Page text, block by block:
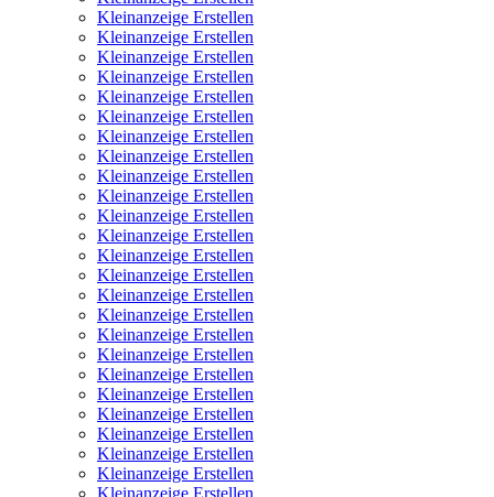
Kleinanzeige Erstellen
Kleinanzeige Erstellen
Kleinanzeige Erstellen
Kleinanzeige Erstellen
Kleinanzeige Erstellen
Kleinanzeige Erstellen
Kleinanzeige Erstellen
Kleinanzeige Erstellen
Kleinanzeige Erstellen
Kleinanzeige Erstellen
Kleinanzeige Erstellen
Kleinanzeige Erstellen
Kleinanzeige Erstellen
Kleinanzeige Erstellen
Kleinanzeige Erstellen
Kleinanzeige Erstellen
Kleinanzeige Erstellen
Kleinanzeige Erstellen
Kleinanzeige Erstellen
Kleinanzeige Erstellen
Kleinanzeige Erstellen
Kleinanzeige Erstellen
Kleinanzeige Erstellen
Kleinanzeige Erstellen
Kleinanzeige Erstellen